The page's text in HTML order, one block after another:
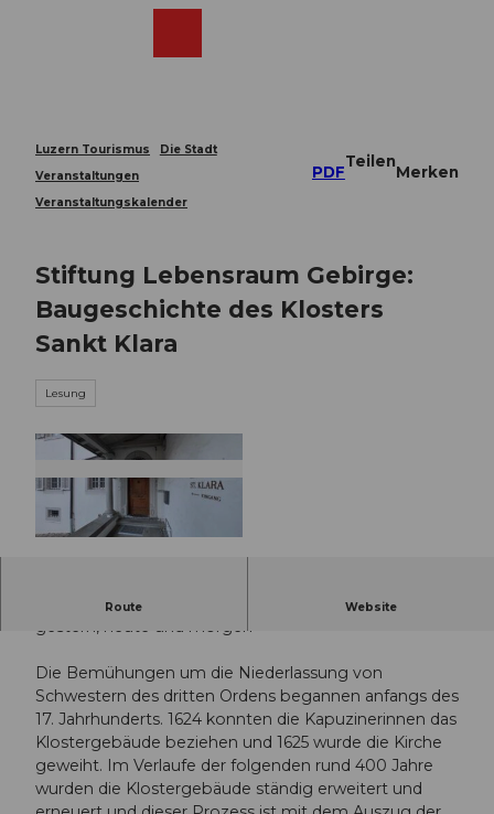
Luzern Tourismus
Die Stadt
Veranstaltungen
Veranstaltungskalender
PDF
Teilen
Merken
Stiftung Lebensraum Gebirge:
Baugeschichte des Klosters
Sankt Klara
Lesung
Route Website
Die Klosteranlage der Kapuzinerinnen in Stans
gestern, heute und morgen
Die Bemühungen um die Niederlassung von
Schwestern des dritten Ordens begannen anfangs des
17. Jahrhunderts. 1624 konnten die Kapuzinerinnen das
Klostergebäude beziehen und 1625 wurde die Kirche
geweiht. Im Verlaufe der folgenden rund 400 Jahre
wurden die Klostergebäude ständig erweitert und